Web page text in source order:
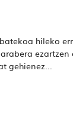
hileko
ezartzen
gehienez...